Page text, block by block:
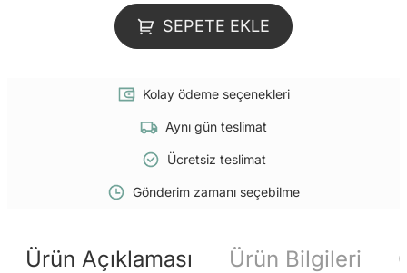
SEPETE EKLE
Kolay ödeme seçenekleri
Aynı gün teslimat
Ücretsiz teslimat
Gönderim zamanı seçebilme
Ürün Açıklaması Ürün Bilgileri